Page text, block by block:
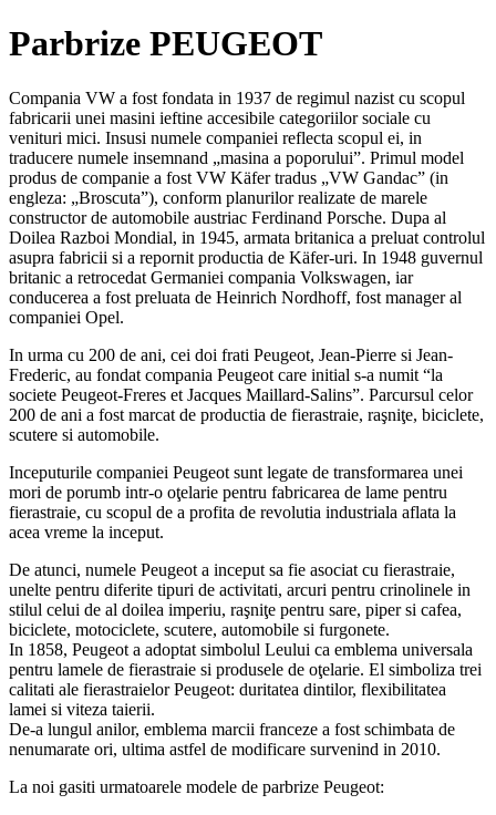
Parbrize PEUGEOT
Compania VW a fost fondata in 1937 de regimul nazist cu scopul
fabricarii unei masini ieftine accesibile categoriilor sociale cu
venituri mici. Insusi numele companiei reflecta scopul ei, in
traducere numele insemnand „masina a poporului”. Primul model
produs de companie a fost VW Käfer tradus „VW Gandac” (in
engleza: „Broscuta”), conform planurilor realizate de marele
constructor de automobile austriac Ferdinand Porsche. Dupa al
Doilea Razboi Mondial, in 1945, armata britanica a preluat controlul
asupra fabricii si a repornit productia de Käfer-uri. In 1948 guvernul
britanic a retrocedat Germaniei compania Volkswagen, iar
conducerea a fost preluata de Heinrich Nordhoff, fost manager al
companiei Opel.
In urma cu 200 de ani, cei doi frati Peugeot, Jean-Pierre si Jean-
Frederic, au fondat compania Peugeot care initial s-a numit “la
societe Peugeot-Freres et Jacques Maillard-Salins”. Parcursul celor
200 de ani a fost marcat de productia de fierastraie, raşniţe, biciclete,
scutere si automobile.
Inceputurile companiei Peugeot sunt legate de transformarea unei
mori de porumb intr-o oţelarie pentru fabricarea de lame pentru
fierastraie, cu scopul de a profita de revolutia industriala aflata la
acea vreme la inceput.
De atunci, numele Peugeot a inceput sa fie asociat cu fierastraie,
unelte pentru diferite tipuri de activitati, arcuri pentru crinolinele in
stilul celui de al doilea imperiu, raşniţe pentru sare, piper si cafea,
biciclete, motociclete, scutere, automobile si furgonete.
In 1858, Peugeot a adoptat simbolul Leului ca emblema universala
pentru lamele de fierastraie si produsele de oţelarie. El simboliza trei
calitati ale fierastraielor Peugeot: duritatea dintilor, flexibilitatea
lamei si viteza taierii.
De-a lungul anilor, emblema marcii franceze a fost schimbata de
nenumarate ori, ultima astfel de modificare survenind in 2010.
La noi gasiti urmatoarele modele de parbrize Peugeot: